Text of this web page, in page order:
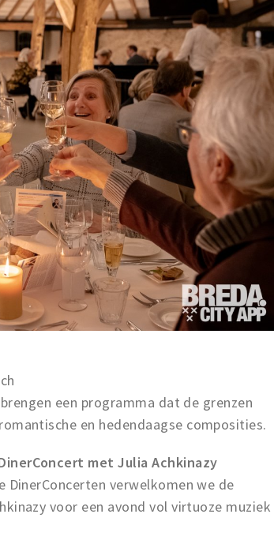
een programma dat de grenzen
en hedendaagse composities.
met Julia Achkinazy
DinerConcerten verwelkomen we de
voor een avond vol virtuoze muziek